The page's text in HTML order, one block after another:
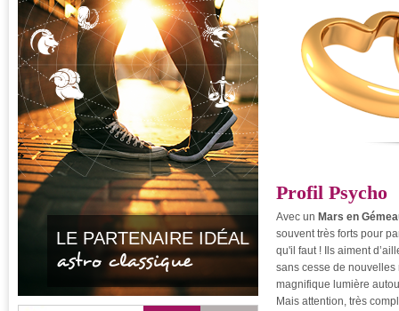
LE PARTENAIRE IDÉAL
astro classique
Profil Psycho
Avec un Mars en
souvent très forts pour
qu'il faut ! Ils aiment
sans cesse de
magnifique lumière
Mais attention, très